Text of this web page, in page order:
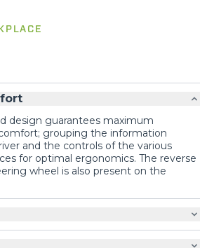
design guarantees maximum
grouping the information
and the controls of the various
for optimal ergonomics. The reverse
wheel is also present on the